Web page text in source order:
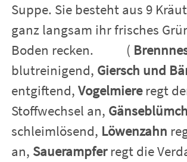
FlämingNest
Kontakt
Suppe. Sie besteht aus 9
ganz langsam ihr frisches
Boden recken. (
blutreinigend, Giersch und
entgiftend, Vogelmiereregt
Stoffwechsel an,
schleimlösend, Löwenzahn
an, Sauerampferregt die